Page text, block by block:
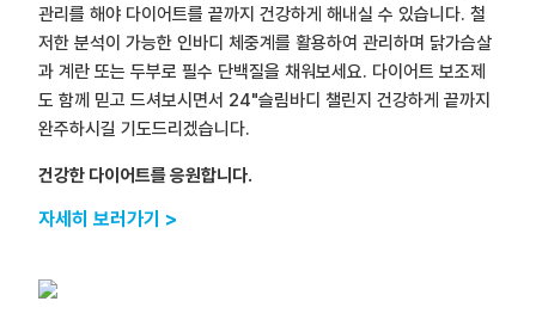
관리를 해야 다이어트를 끝까지 건강하게 해내실 수 있습니다. 철
저한 분석이 가능한 인바디 체중계를 활용하여 관리하며 닭가슴살
과 계란 또는 두부로 필수 단백질을 채워보세요. 다이어트 보조제
도 함께 믿고 드셔보시면서 24"슬림바디 챌린지 건강하게 끝까지
완주하시길 기도드리겠습니다.
건강한 다이어트를 응원합니다.
자세히 보러가기 >